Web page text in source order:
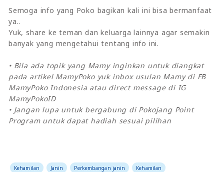
Semoga info yang Poko bagikan kali ini bisa bermanfaat
ya..
Yuk, share ke teman dan keluarga lainnya agar semakin
banyak yang mengetahui tentang info ini.
• Bila ada topik yang Mamy inginkan untuk diangkat
pada artikel MamyPoko yuk inbox usulan Mamy di FB
MamyPoko Indonesia atau direct message di IG
MamyPokoID
• Jangan lupa untuk bergabung di Pokojang Point
Program untuk dapat hadiah sesuai pilihan
Kehamilan Janin Perkembangan janin Kehamilan